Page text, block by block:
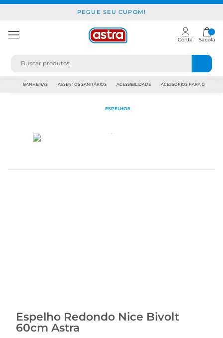
PEGUE SEU CUPOM!
Conta Sacola
BANHEIRAS ASSENTOS SANITÁRIOS ACESSIBILIDADE ACESSÓRIOS PARA
ESPELHOS
Espelho Redondo Nice Bivolt
60cm Astra